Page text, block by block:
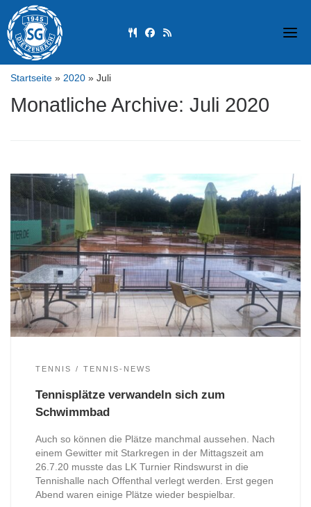
content
fas fa-utensils
fab fa-facebook
fas fa-rss
Startseite » 2020 » Juli
Monatliche Archive: Juli 2020
TENNIS TENNIS-NEWS
Tennisplätze verwandeln sich zum
Schwimmbad
Auch so können die Plätze manchmal aussehen. Nach
einem Gewitter mit Starkregen in der Mittagszeit am
26.7.20 musste das LK Turnier Rindswurst in die
Tennishalle nach Offenthal verlegt werden. Erst gegen
Abend waren einige Plätze wieder bespielbar.